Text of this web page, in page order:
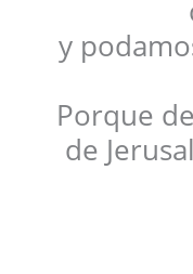
y
Porque
de